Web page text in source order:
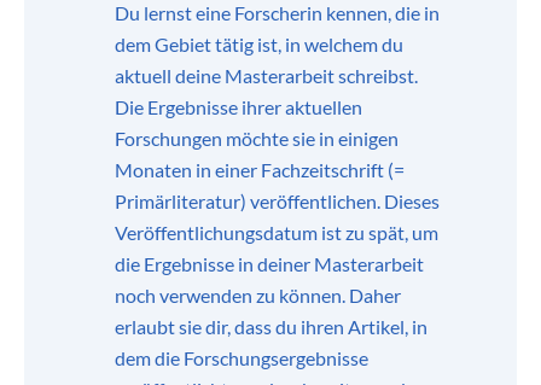
Du lernst eine Forscherin kennen, die in
dem Gebiet tätig ist, in welchem du
aktuell deine Masterarbeit schreibst.
Die Ergebnisse ihrer aktuellen
Forschungen möchte sie in einigen
Monaten in einer Fachzeitschrift (=
Primärliteratur) veröffentlichen. Dieses
Veröffentlichungsdatum ist zu spät, um
die Ergebnisse in deiner Masterarbeit
noch verwenden zu können. Daher
erlaubt sie dir, dass du ihren Artikel, in
dem die Forschungsergebnisse